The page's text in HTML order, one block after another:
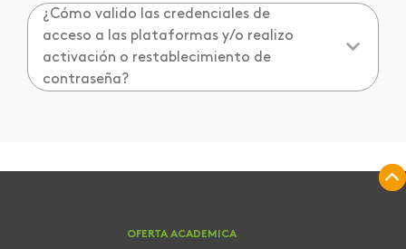
¿Cómo valido las credenciales de
acceso a las plataformas y/o realizo
activación o restablecimiento de
contraseña?
OFERTA ACADEMICA